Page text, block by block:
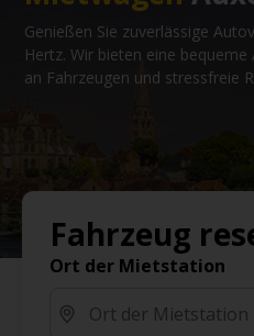
Genießen Sie zuverlässige
Hertz. Wir bieten eine
an Fahrzeugen und stressfreie
Fahrzeug
Ort der Mietstation